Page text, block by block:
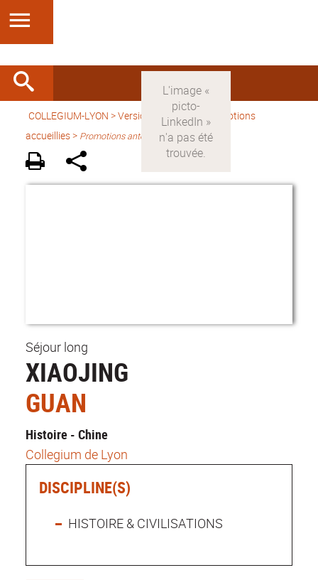
COLLEGIUM-LYON >Version française> Promotions
accueillies > Promotions antérieures
Séjour long
XIAOJING
GUAN
Histoire - Chine
Collegium de Lyon
DISCIPLINE(S)
HISTOIRE & CIVILISATIONS